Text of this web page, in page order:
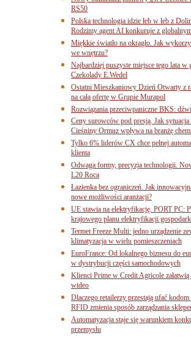
RS50
Polska technologia idzie łeb w łeb z
Rodzimy agent AI konkuruje z
Miękkie światło na okrągło. Jak
we wnętrzu?
Najbardziej puszyste miejsce tego lata
Czekolady E.Wedel
Ostatni Mieszkaniowy Dzień Otwarty z
na całą ofertę w Grupie Murapol
Rozwiązania przeciwpaniczne BKS:
Ceny surowców pod presją. Jak
Cieśniny Ormuz wpływa na branżę
Tylko 6% liderów CX chce pełnej
klienta
Odwaga formy, precyzja technologii.
L20 Roca
Łazienka bez ograniczeń. Jak
nowe możliwości aranżacji?
UE stawia na elektryfikację. PORT PC:
krajowego planu elektryfikacji
Termet Freeze Multi: jedno urządzenie
klimatyzacja w wielu pomieszczeniach
EuroFrance: Od lokalnego biznesu do
w dystrybucji części samochodowych
Klienci Prime w Credit Agricole
wideo
Dlaczego retailerzy przestają ufać
RFID zmienia sposób zarządzania
Automatyzacja staje się warunkiem
przemysłu